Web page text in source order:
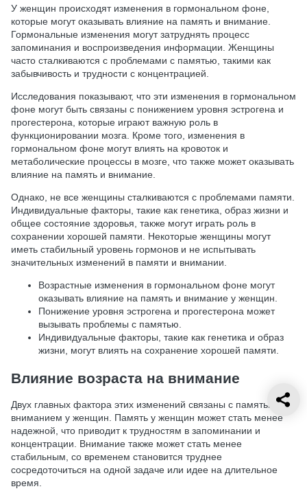
У женщин происходят изменения в гормональном фоне,
которые могут оказывать влияние на память и внимание.
Гормональные изменения могут затруднять процесс
запоминания и воспроизведения информации. Женщины
часто сталкиваются с проблемами с памятью, такими как
забывчивость и трудности с концентрацией.
Исследования показывают, что эти изменения в гормональном
фоне могут быть связаны с понижением уровня эстрогена и
прогестерона, которые играют важную роль в
функционировании мозга. Кроме того, изменения в
гормональном фоне могут влиять на кровоток и
метаболические процессы в мозге, что также может оказывать
влияние на память и внимание.
Однако, не все женщины сталкиваются с проблемами памяти.
Индивидуальные факторы, такие как генетика, образ жизни и
общее состояние здоровья, также могут играть роль в
сохранении хорошей памяти. Некоторые женщины могут
иметь стабильный уровень гормонов и не испытывать
значительных изменений в памяти и внимании.
Возрастные изменения в гормональном фоне могут
оказывать влияние на память и внимание у женщин.
Понижение уровня эстрогена и прогестерона может
вызывать проблемы с памятью.
Индивидуальные факторы, такие как генетика и образ
жизни, могут влиять на сохранение хорошей памяти.
Влияние возраста на внимание
Двух главных фактора этих изменений связаны с памятью и
вниманием у женщин. Память у женщин может стать менее
надежной, что приводит к трудностям в запоминании и
концентрации. Внимание также может стать менее
стабильным, со временем становится труднее
сосредоточиться на одной задаче или идее на длительное
время.